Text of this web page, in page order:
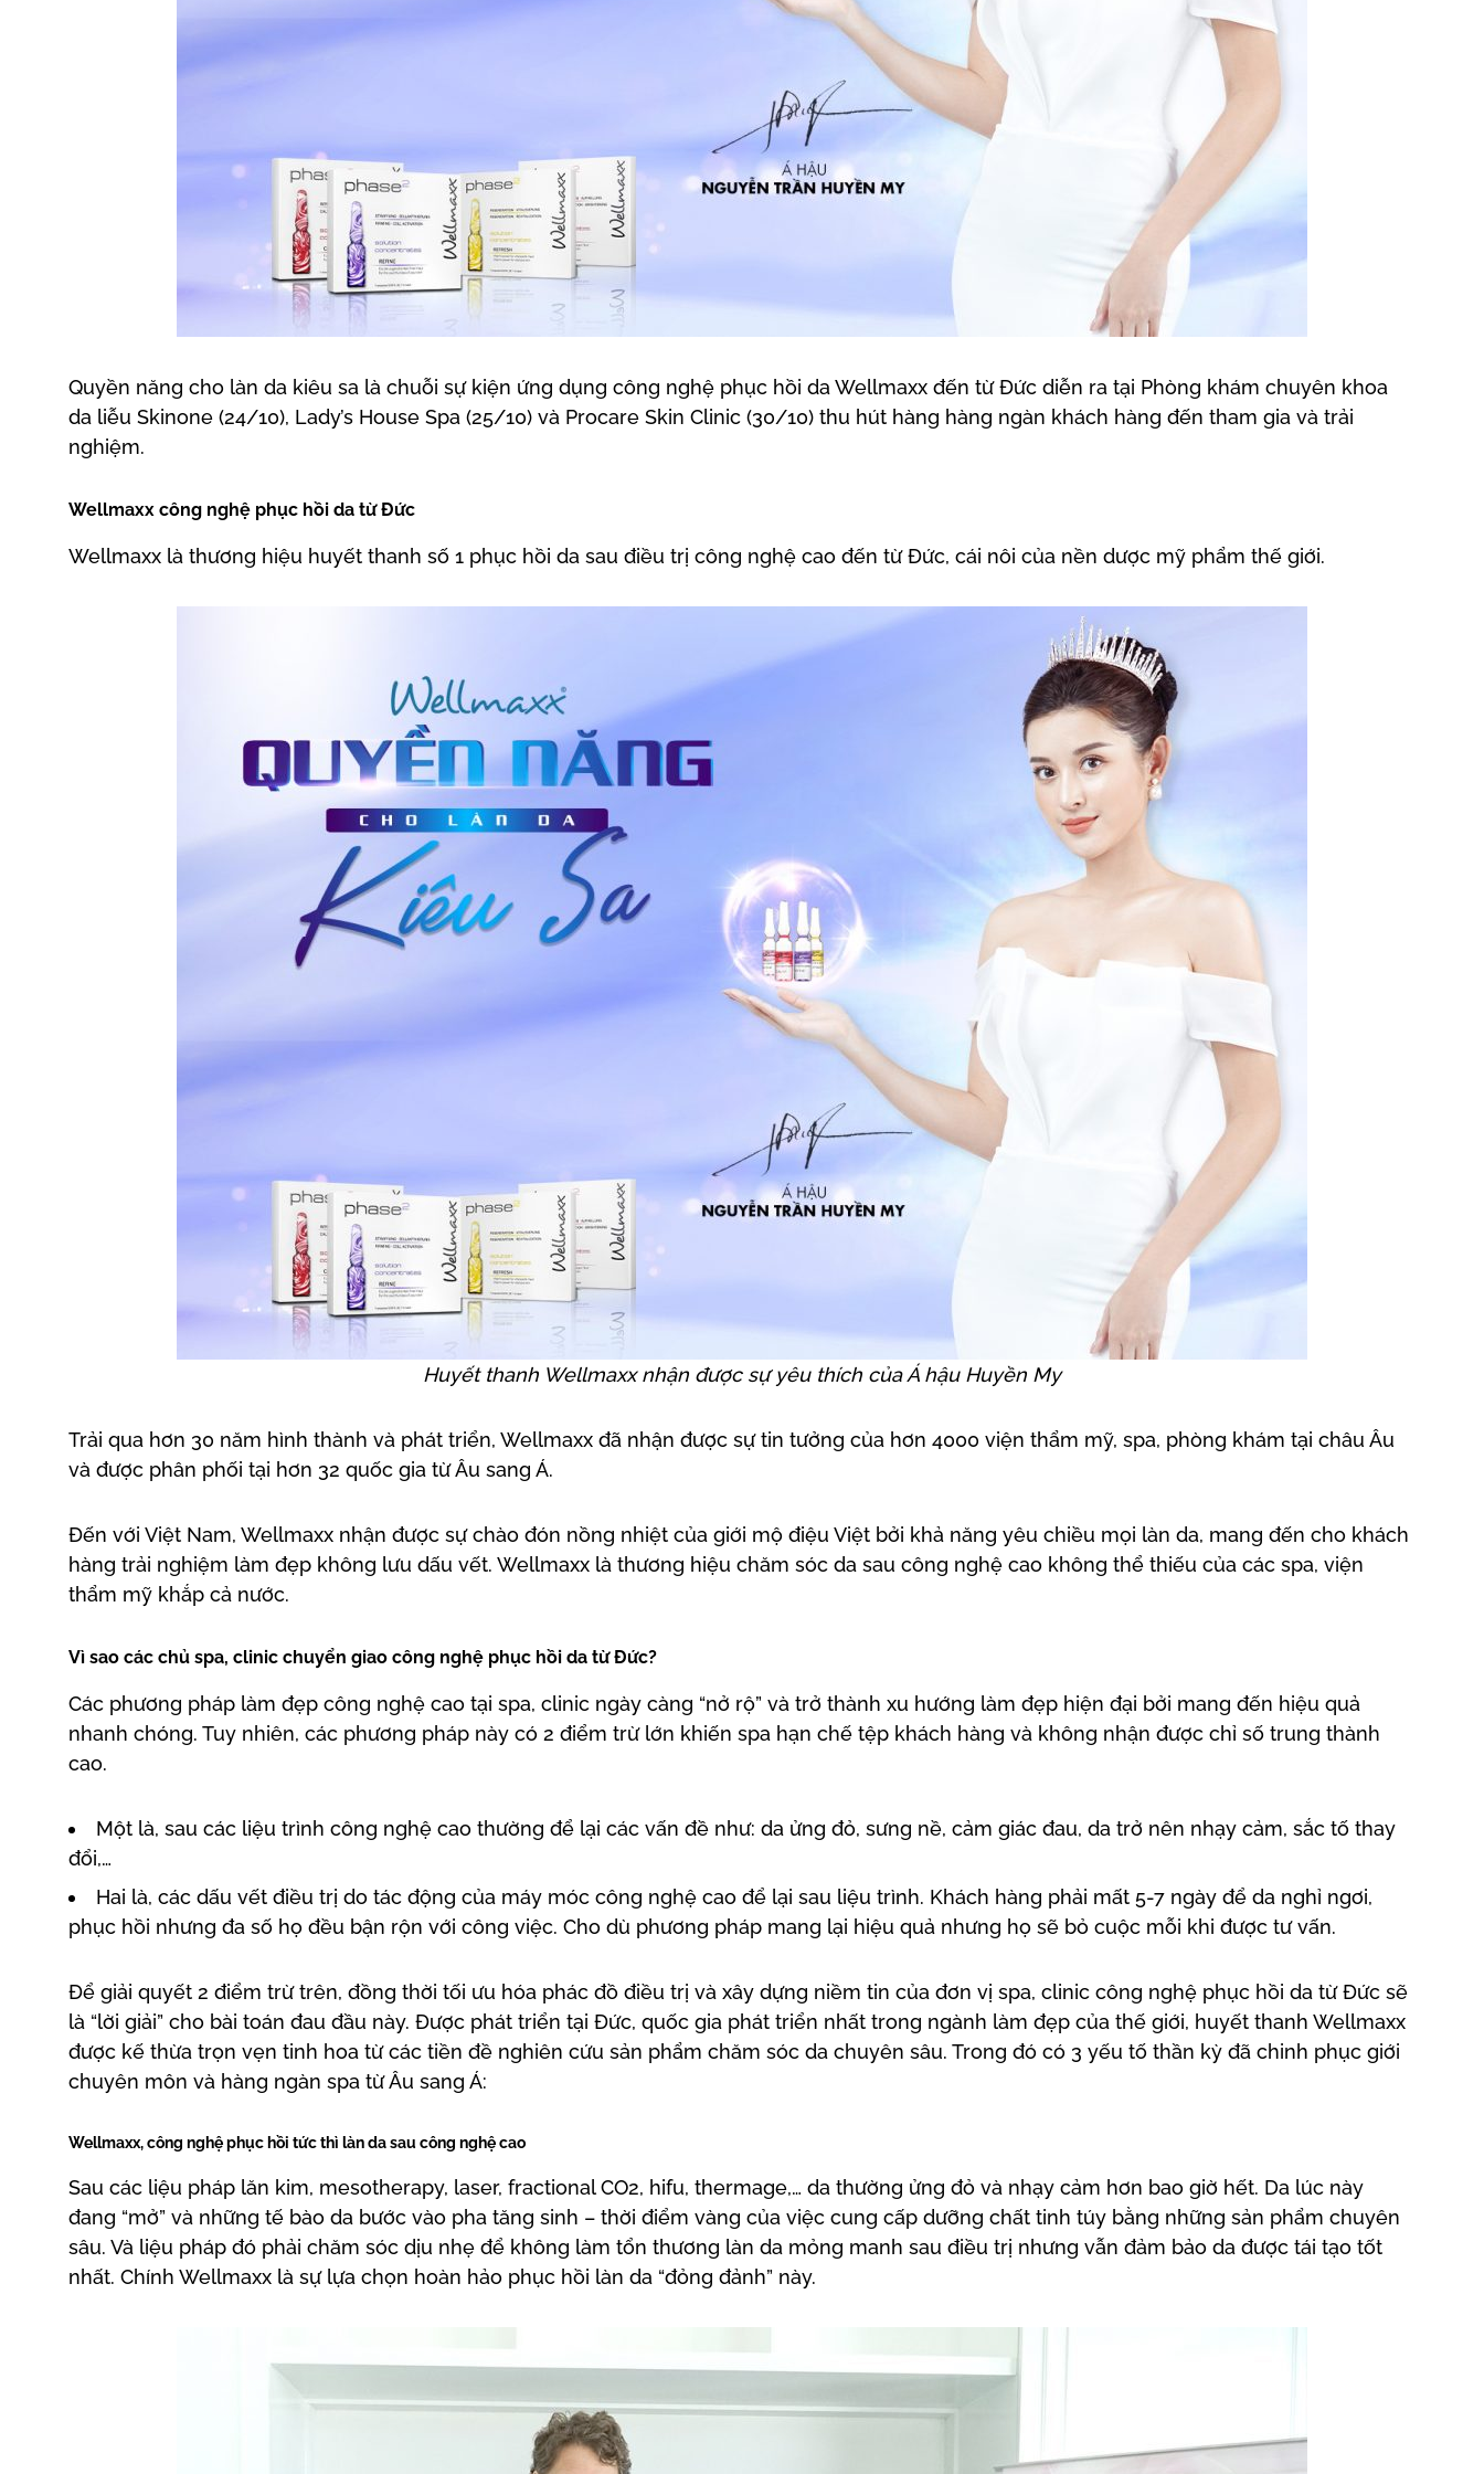
Quyền năng cho làn da kiêu sa là chuỗi sự kiện ứng dụng công nghệ phục hồi da Wellmaxx đến từ Đức diễn ra tại Phòng khám chuyên khoa
da liễu Skinone (24/10), Lady’s House Spa (25/10) và Procare Skin Clinic (30/10) thu hút hàng hàng ngàn khách hàng đến tham gia và trải
nghiệm.
Wellmaxx công nghệ phục hồi da từ Đức
Wellmaxx là thương hiệu huyết thanh số 1 phục hồi da sau điều trị công nghệ cao đến từ Đức, cái nôi của nền dược mỹ phẩm thế giới.
Huyết thanh Wellmaxx nhận được sự yêu thích của Á hậu Huyền My
Trải qua hơn 30 năm hình thành và phát triển, Wellmaxx đã nhận được sự tin tưởng của hơn 4000 viện thẩm mỹ, spa, phòng khám tại châu Âu
và được phân phối tại hơn 32 quốc gia từ Âu sang Á.
Đến với Việt Nam, Wellmaxx nhận được sự chào đón nồng nhiệt của giới mộ điệu Việt bởi khả năng yêu chiều mọi làn da, mang đến cho khách
hàng trải nghiệm làm đẹp không lưu dấu vết. Wellmaxx là thương hiệu chăm sóc da sau công nghệ cao không thể thiếu của các spa, viện
thẩm mỹ khắp cả nước.
Vì sao các chủ spa, clinic chuyển giao công nghệ phục hồi da từ Đức?
Các phương pháp làm đẹp công nghệ cao tại spa, clinic ngày càng “nở rộ” và trở thành xu hướng làm đẹp hiện đại bởi mang đến hiệu quả
nhanh chóng. Tuy nhiên, các phương pháp này có 2 điểm trừ lớn khiến spa hạn chế tệp khách hàng và không nhận được chỉ số trung thành
cao.
Một là, sau các liệu trình công nghệ cao thường để lại các vấn đề như: da ửng đỏ, sưng nề, cảm giác đau, da trở nên nhạy cảm, sắc tố thay
đổi,…
Hai là, các dấu vết điều trị do tác động của máy móc công nghệ cao để lại sau liệu trình. Khách hàng phải mất 5-7 ngày để da nghỉ ngơi,
phục hồi nhưng đa số họ đều bận rộn với công việc. Cho dù phương pháp mang lại hiệu quả nhưng họ sẽ bỏ cuộc mỗi khi được tư vấn.
Để giải quyết 2 điểm trừ trên, đồng thời tối ưu hóa phác đồ điều trị và xây dựng niềm tin của đơn vị spa, clinic công nghệ phục hồi da từ Đức sẽ
là “lời giải” cho bài toán đau đầu này. Được phát triển tại Đức, quốc gia phát triển nhất trong ngành làm đẹp của thế giới, huyết thanh Wellmaxx
được kế thừa trọn vẹn tinh hoa từ các tiền đề nghiên cứu sản phẩm chăm sóc da chuyên sâu. Trong đó có 3 yếu tố thần kỳ đã chinh phục giới
chuyên môn và hàng ngàn spa từ Âu sang Á:
Wellmaxx, công nghệ phục hồi tức thì làn da sau công nghệ cao
Sau các liệu pháp lăn kim, mesotherapy, laser, fractional CO2, hifu, thermage,… da thường ửng đỏ và nhạy cảm hơn bao giờ hết. Da lúc này
đang “mở” và những tế bào da bước vào pha tăng sinh – thời điểm vàng của việc cung cấp dưỡng chất tinh túy bằng những sản phẩm chuyên
sâu. Và liệu pháp đó phải chăm sóc dịu nhẹ để không làm tổn thương làn da mỏng manh sau điều trị nhưng vẫn đảm bảo da được tái tạo tốt
nhất. Chính Wellmaxx là sự lựa chọn hoàn hảo phục hồi làn da “đỏng đảnh” này.